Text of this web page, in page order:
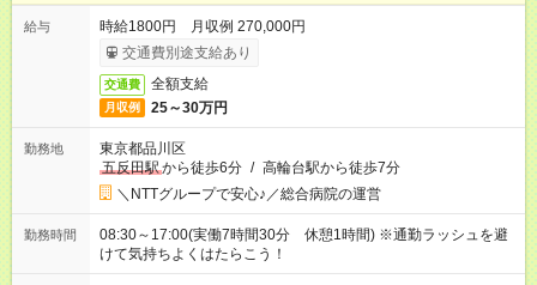
給与
時給1800円 月収例 270,000円
交通費別途支給あり
交通費 全額支給
月収例 25～30万円
勤務地
東京都品川区
五反田駅から徒歩6分 / 高輪台駅から徒歩7分
＼NTTグループで安心♪／総合病院の運営
勤務時間
08:30～17:00(実働7時間30分 休憩1時間) ※通勤ラッシュを避
けて気持ちよくはたらこう！